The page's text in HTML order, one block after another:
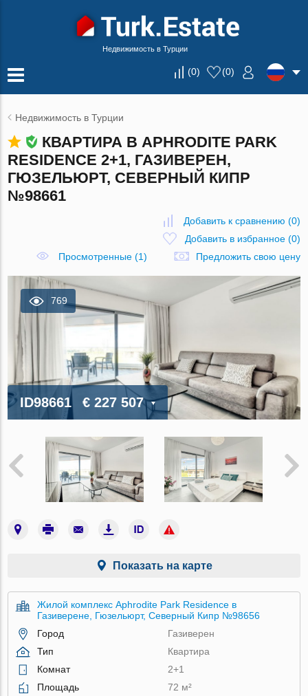
Недвижимость в Турции
(0) (0)
Недвижимость в Турции
КВАРТИРА В APHRODITE PARK
RESIDENCE 2+1, ГАЗИВЕРЕН,
ГЮЗЕЛЬЮРТ, СЕВЕРНЫЙ КИПР
№98661
Добавить к сравнению (0)
Добавить в избранное(0)
Просмотренные (1)
Предложить свою цену
769
ID98661 € 227 507
Показать на карте
Жилой комплекс Aphrodite Park Residence в
Газиверене, Гюзельюрт, Северный Кипр №98656
Город
Газиверен
Тип
Квартира
Комнат
2+1
Площадь
72 м²